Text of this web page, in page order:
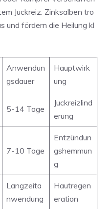
Juckreiz. Zinksalben tro
und fördern die Heilung kl
Anwendun
gsdauer
Hauptwirk
ung
5-14 Tage
Juckreizlind
erung
7-10 Tage
Entzündun
gshemmun
g
Langzeita
nwendung
Hautregen
eration